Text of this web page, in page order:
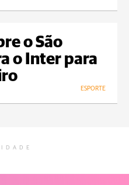
o São
o Inter para
ESPORTE